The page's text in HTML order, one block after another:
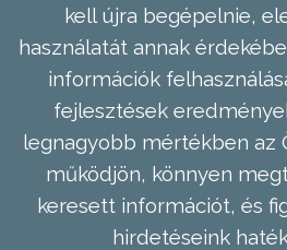
kell újra begépelnie,
használatát annak
információk
fejlesztések
legnagyobb mértékben az
működjön, könnyen
keresett információt, és
hirdetéseink